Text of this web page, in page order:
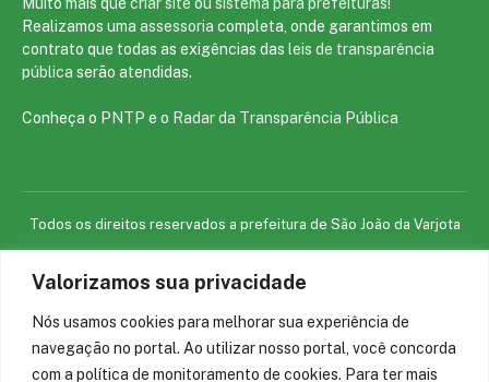
Valorizamos sua privacidade
Nós usamos cookies para melhorar sua experiência de
navegação no portal. Ao utilizar nosso portal, você concorda
com a política de monitoramento de cookies. Para ter mais
Realizamos uma assessoria completa, onde garantimos em
contrato que todas as exigências das leis de transparência
pública serão atendidas.
Conheça o PNTP e o Radar da Transparência Pública
Todos os direitos reservados a prefeitura de São João da Varjota
Mapa do Site
Acessar Área Administrativa